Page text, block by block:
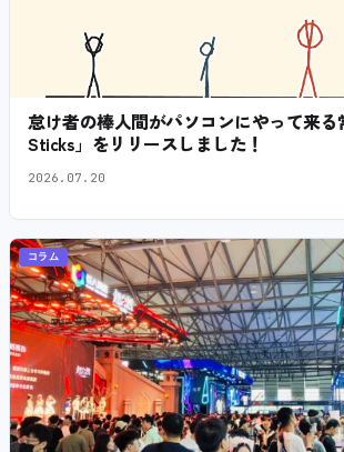
怠け者の棒人間がパソコンにやって来
Sticks」をリリースしました！
2026.07.20
コラム